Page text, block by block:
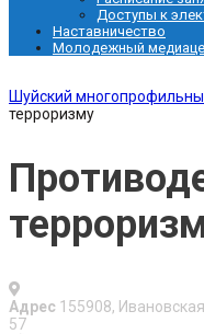
Доступы к
Наставничество
Молодежный
Шуйский
терроризму
Адрес 155908,
57